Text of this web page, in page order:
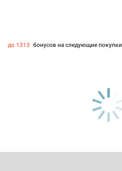
до 1313 бонусов на следующие покупки